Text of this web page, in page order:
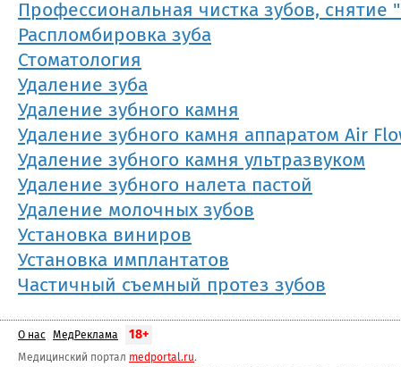
Профессиональная чистка зубов, снятие
Распломбировка зуба
Стоматология
Удаление зуба
Удаление зубного камня
Удаление зубного камня аппаратом Air
Удаление зубного камня ультразвуком
Удаление зубного налета пастой
Удаление молочных зубов
Установка виниров
Установка имплантатов
Частичный съемный протез зубов
О нас МедРеклама 18+
Медицинский портал medportal.ru.